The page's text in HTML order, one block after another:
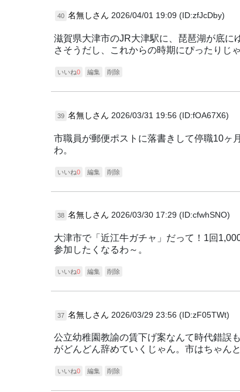
40 名無しさん 2026/04/01 19:09 (ID:zfJcDby)
滋賀県大津市のJR大津駅に、琵琶湖が底に
さそうだし、これからの時期にぴったりじ
いいね0 編集 削除
39 名無しさん 2026/03/31 19:56 (ID:fOA67X6)
市職員が郵便ポストに落書きして停職10ヶ
わ。
いいね0 編集 削除
38 名無しさん 2026/03/30 17:29 (ID:cfwhSNO)
大津市で「近江牛ガチャ」だって！1回
参加したくなるわ～。
いいね0 編集 削除
37 名無しさん 2026/03/29 23:56 (ID:zF05TWt)
公立幼稚園教諭の賃下げ案なんて時代錯誤
がどんどん辞めていくじゃん。市はちゃん
いいね0 編集 削除